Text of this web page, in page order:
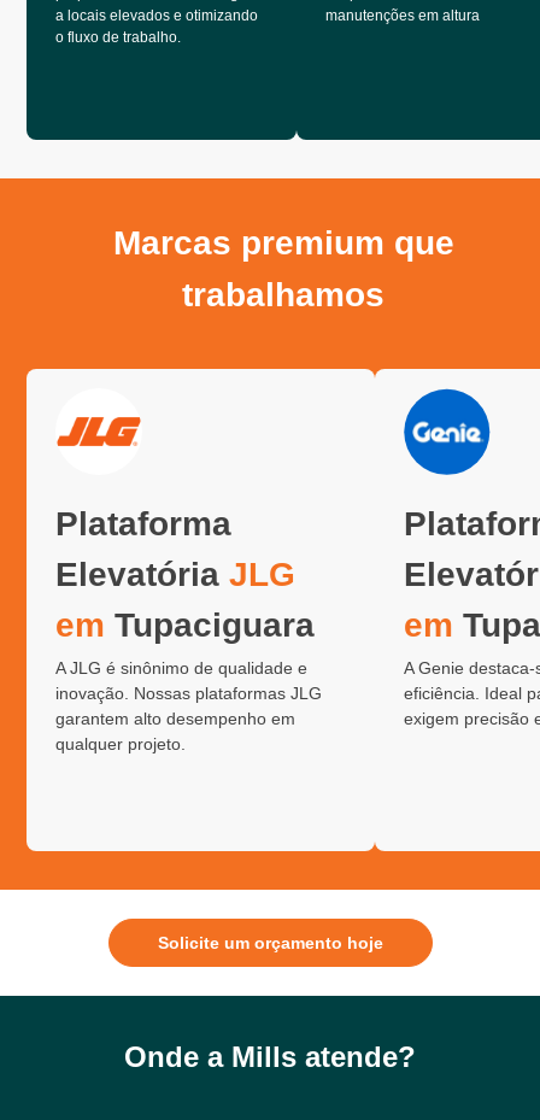
a locais elevados e otimizando
o fluxo de trabalho.
manutenções em altura
Marcas premium que
trabalhamos
Plataforma
ElevatóriaJLG
em Tupaciguara
A JLG é sinônimo de qualidade e
inovação. Nossas plataformas JLG
garantem alto desempenho em
qualquer projeto.
em
A Genie
eficiência. Ideal
exigem precisão
Solicite um orçamento hoje
Onde a Mills atende?